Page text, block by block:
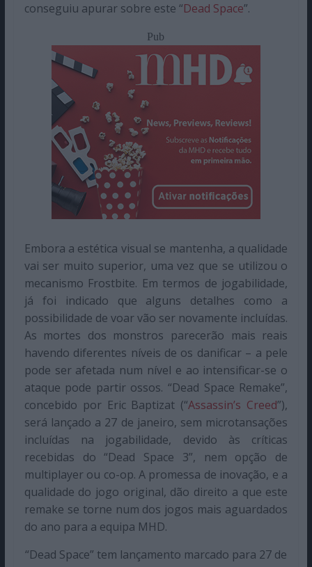
conseguiu apurar sobre este “Dead Space”.
Pub
Embora a estética visual se mantenha, a qualidade
vai ser muito superior, uma vez que se utilizou o
mecanismo Frostbite. Em termos de jogabilidade,
já foi indicado que alguns detalhes como a
possibilidade de voar vão ser novamente incluídas.
As mortes dos monstros parecerão mais reais
havendo diferentes níveis de os danificar – a pele
pode ser afetada num nível e ao intensificar-se o
ataque pode partir ossos. “Dead Space Remake”,
concebido por Eric Baptizat (“Assassin’s Creed”),
será lançado a 27 de janeiro, sem microtansações
incluídas na jogabilidade, devido às críticas
recebidas do “Dead Space 3”, nem opção de
multiplayer ou co-op. A promessa de inovação, e a
qualidade do jogo original, dão direito a que este
remake se torne num dos jogos mais aguardados
do ano para a equipa MHD.
“Dead Space” tem lançamento marcado para 27 de